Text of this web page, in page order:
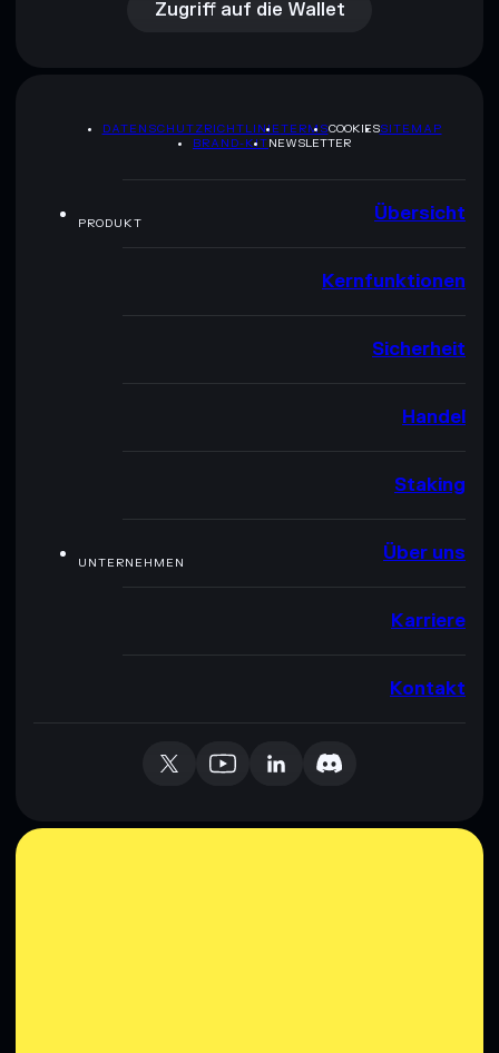
Zugriff auf die Wallet
DATENSCHUTZRICHTLINIETERMSCOOKIESSITEMAP
BRAND-KITNEWSLETTER
PRODUKT Übersicht
Kernfunktionen
Sicherheit
Handel
Staking
UNTERNEHMEN Über uns
Karriere
Kontakt